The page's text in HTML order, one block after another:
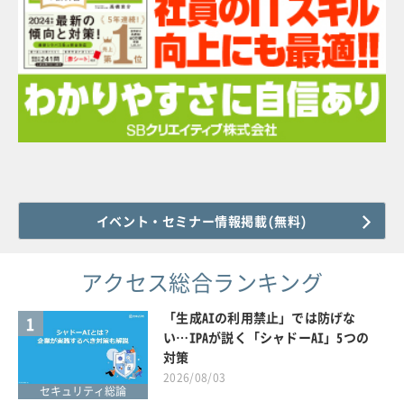
イベント・セミナー情報掲載(無料)
アクセス総合ランキング
1
セキュリティ総論
「生成AIの利用禁止」では防げな
い…IPAが説く「シャドーAI」5つの
対策
2026/08/03